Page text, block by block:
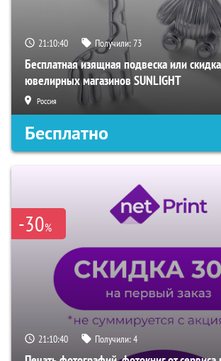
21:10:39 Получили:73
Бесплатная изящная подвеска или
ювелирных магазинов SUNLIGHT
Россия
Бесплатно
-30%
21:10:39 Получили:4